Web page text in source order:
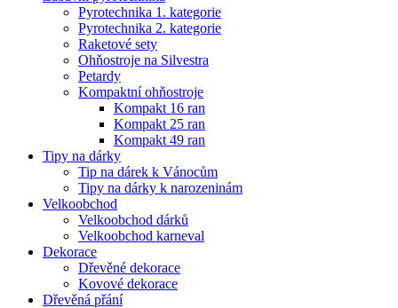
Pyrotechnika 1. kategorie
Pyrotechnika 2. kategorie
Raketové sety
Ohňostroje na Silvestra
Petardy
Kompaktní ohňostroje
Kompakt 16 ran
Kompakt 25 ran
Kompakt 49 ran
Tipy na dárky
Tip na dárek k Vánocům
Tipy na dárky k narozeninám
Velkoobchod
Velkoobchod dárků
Velkoobchod karneval
Dekorace
Dřevěné dekorace
Kovové dekorace
Dřevěná přání